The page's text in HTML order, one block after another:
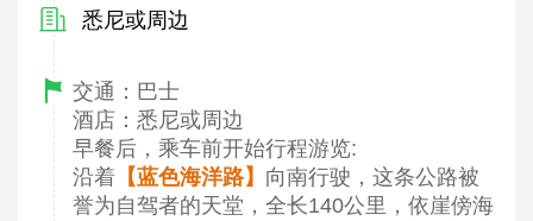
悉尼或周边
交通：巴士
酒店：悉尼或周边
早餐后，乘车前开始行程游览:
沿着 【蓝色海洋路】 向南行驶，这条公路被
誉为自驾者的天堂，全长140公里，依崖傍海